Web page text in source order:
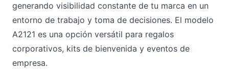
generando visibilidad constante de tu marca en un
entorno de trabajo y toma de decisiones. El modelo
A2121 es una opción versátil para regalos
corporativos, kits de bienvenida y eventos de
empresa.